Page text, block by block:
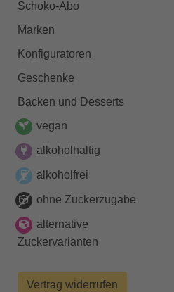
Schoko-Abo
Marken
Konfiguratoren
Geschenke
Backen und Desserts
vegan
alkoholhaltig
alkoholfrei
ohne Zuckerzugabe
alternative
Zuckervarianten
Vertrag widerrufen